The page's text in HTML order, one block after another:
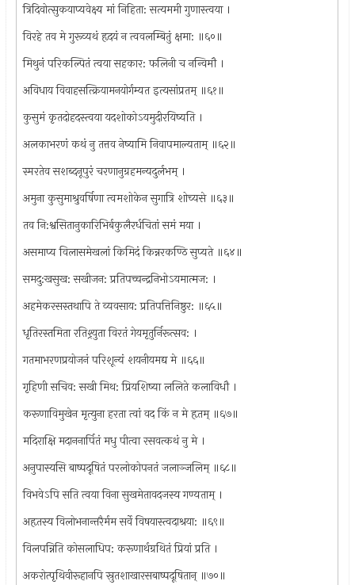
त्रिदिवोत्सुकयाप्यवेक्ष्य मां निहिता: सत्यममी गुणास्त्वया ।
विरहे तव मे गुरूव्यथं हृदयं न त्ववलम्बितुं क्षमा: ॥६०॥
मिथुनं परिकल्पितं त्वया सहकार: फलिनी च नन्विमौ ।
अविधाय विवाहसत्क्रियामनयोर्गम्यत इत्यसांप्रतम् ॥६१॥
कुसुमं कृतदोहदस्त्वया यदशोकोऽयमुदीरयिष्यति ।
अलकाभरणं कथं नु तत्तव नेष्यामि निवापमाल्यताम् ॥६२॥
स्मरतेव सशब्दनूपुरं चरणानुग्रहमन्यदुर्लभम् ।
अमुना कुसुमाश्रुवर्षिणा त्वमशोकेन सुगात्रि शोच्यसे ॥६३॥
तव नि:श्वसितानुकारिभिर्बकुलैरर्धचितां समं मया ।
असमाप्य विलासमेखलां किमिदं किन्नरकण्ठि सुप्यते ॥६४॥
समदु:खसुख: सखीजन: प्रतिपच्चन्द्रनिभोऽयमात्मज: ।
अहमेकरसस्तथापि ते व्यवसाय: प्रतिपत्तिनिष्ठुर: ॥६५॥
धृतिरस्तमिता रतिश्र्युता विरतं गेयमृतुर्निरूत्सव: ।
गतमाभरणप्रयोजनं परिशून्यं शयनीयमद्य मे ॥६६॥
गृहिणी सचिव: सखी मिथ: प्रियशिष्या ललिते कलाविधौ ।
करूणाविमुखेन मृत्युना हरता त्वां वद किं न मे हृतम् ॥६७॥
मदिराक्षि मदाननार्पितं मधु पीत्वा रसवत्कथं नु मे ।
अनुपास्यसि बाष्पदूषितं परलोकोपनतं जलाञ्जलिम् ॥६८॥
विभवेऽपि सति त्वया विना सुखमेतावदजस्य गण्यताम् ।
अहृतस्य विलोभनान्तरैर्मम सर्वे विषयास्त्वदाश्रया: ॥६९॥
विलपन्निति कोसलाधिप: करूणार्थग्रथितं प्रियां प्रति ।
अकरोत्पृथिवीरूहानपि स्रुतशाखारसबाष्पदूषितान् ॥७०॥